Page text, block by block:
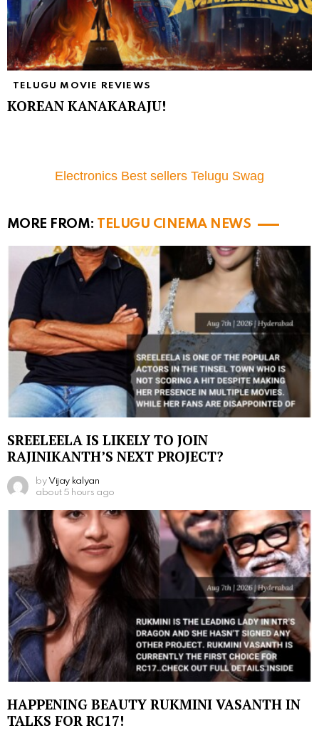
TELUGU MOVIE REVIEWS
KOREAN KANAKARAJU!
Electronics Best sellers Telugu Swag
MORE FROM: TELUGU CINEMA NEWS
SREELEELA IS LIKELY TO JOIN
RAJINIKANTH’S NEXT PROJECT?
by Vijay kalyan
about 5 hours ago
HAPPENING BEAUTY RUKMINI VASANTH IN
TALKS FOR RC17!